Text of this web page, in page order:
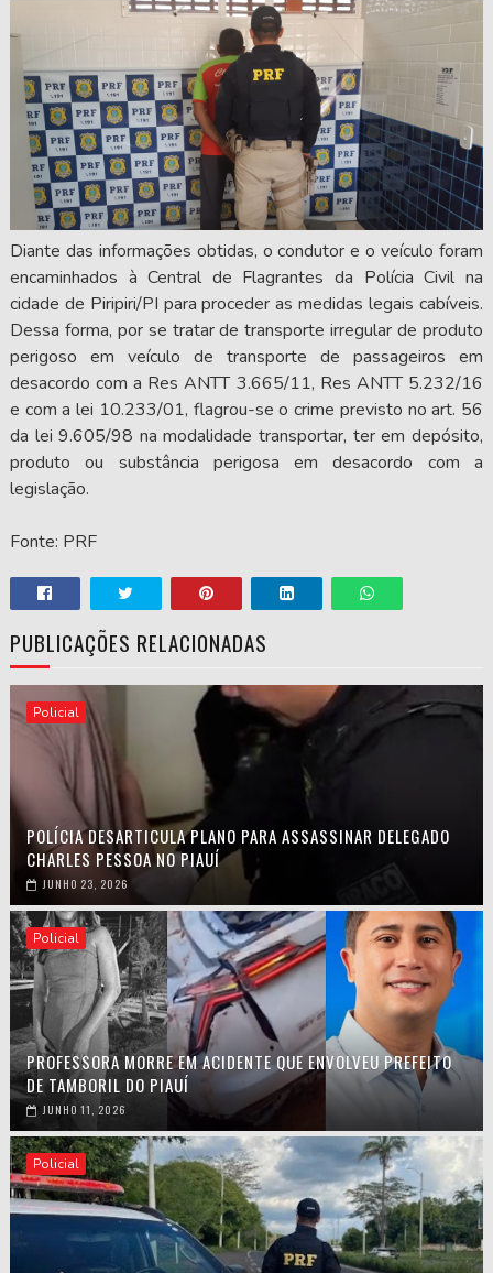
Diante das informações obtidas, o condutor e o veículo foram
encaminhados à Central de Flagrantes da Polícia Civil na
cidade de Piripiri/PI para proceder as medidas legais cabíveis.
Dessa forma, por se tratar de transporte irregular de produto
perigoso em veículo de transporte de passageiros em
desacordo com a Res ANTT 3.665/11, Res ANTT 5.232/16
e com a lei 10.233/01, flagrou-se o crime previsto no art. 56
da lei 9.605/98 na modalidade transportar, ter em depósito,
produto ou substância perigosa em desacordo com a
legislação.
Fonte: PRF
PUBLICAÇÕES RELACIONADAS
Policial
POLÍCIA DESARTICULA PLANO PARA ASSASSINAR DELEGADO
CHARLES PESSOA NO PIAUÍ
JUNHO 23, 2026
Policial
PROFESSORA MORRE EM ACIDENTE QUE ENVOLVEU PREFEITO
DE TAMBORIL DO PIAUÍ
JUNHO 11, 2026
Policial